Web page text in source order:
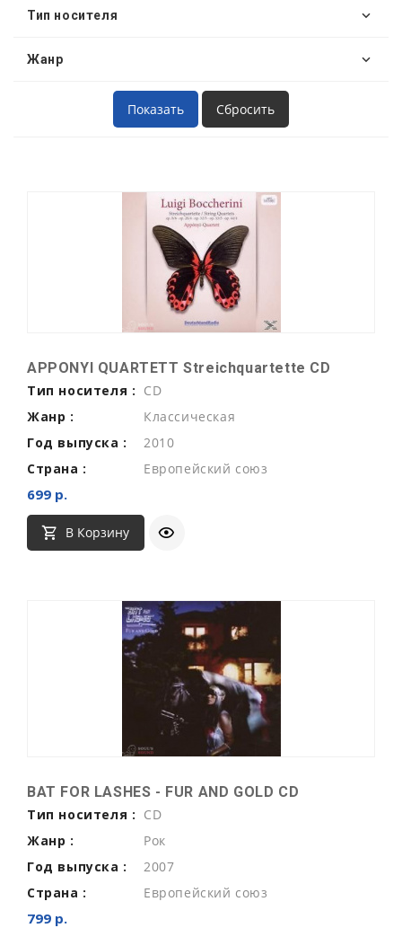
Тип носителя
Жанр
APPONYI QUARTETT Streichquartette CD
Тип носителя : CD
Жанр :
Классическая
Год выпуска :
2010
Страна :
Европейский союз
699 р.
В Корзину
BAT FOR LASHES - FUR AND GOLD CD
Тип носителя : CD
Жанр :
Рок
Год выпуска :
2007
Страна :
Европейский союз
799 р.